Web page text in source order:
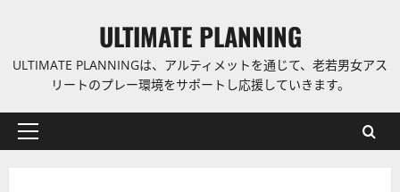
ULTIMATE PLANNING
ULTIMATE PLANNINGは、アルティメットを通じて、老若男女アス
リートのプレー環境をサポートし応援していきます。
プ